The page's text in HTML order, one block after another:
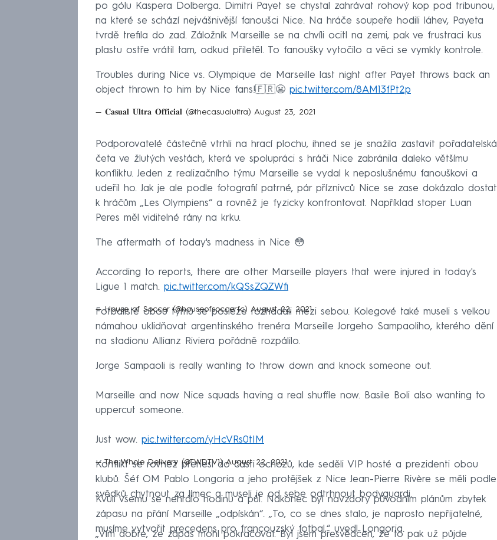
po gólu Kaspera Dolberga. Dimitri Payet se chystal zahrávat rohový kop pod tribunou,
na které se schází nejvášnivější fanoušci Nice. Na hráče soupeře hodili láhev, Payeta
tvrdě trefila do zad. Záložník Marseille se na chvíli ocitl na zemi, pak ve frustraci kus
plastu ostře vrátil tam, odkud přiletěl. To fanoušky vytočilo a věci se vymkly kontrole.
Troubles during Nice vs. Olympique de Marseille last night after Payet throws back an
object thrown to him by Nice fans!🇫🇷😬 pic.twitter.com/8AM13fPt2p
— 𝐂𝐚𝐬𝐮𝐚𝐥 𝐔𝐥𝐭𝐫𝐚 𝐎𝐟𝐟𝐢𝐜𝐢𝐚𝐥 (@thecasualultra) August 23, 2021
Podporovatelé částečně vtrhli na hrací plochu, ihned se je snažila zastavit pořadatelská
četa ve žlutých vestách, která ve spolupráci s hráči Nice zabránila daleko většímu
konfliktu. Jeden z realizačního týmu Marseille se vydal k neposlušnému fanouškovi a
udeřil ho. Jak je ale podle fotografií patrné, pár příznivců Nice se zase dokázalo dostat
k hráčům „Les Olympiens“ a rovněž je fyzicky konfrontovat. Například stoper Luan
Peres měl viditelné rány na krku.
The aftermath of today's madness in Nice 😳
According to reports, there are other Marseille players that were injured in today's
Ligue 1 match. pic.twitter.com/kQSsZQZWfi
— House of Soccer (@houseofsoccerfc) August 22, 2021
Fotbalisté obou týmů se posléze rozhádali mezi sebou. Kolegové také museli s velkou
námahou uklidňovat argentinského trenéra Marseille Jorgeho Sampaoliho, kterého dění
na stadionu Allianz Riviera pořádně rozpálilo.
Jorge Sampaoli is really wanting to throw down and knock someone out.
Marseille and now Nice squads having a real shuffle now. Basile Boli also wanting to
uppercut someone.
Just wow. pic.twitter.com/yHcVRs0tIM
— The Whole Delivery (@TWDTV1)August 22, 2021
Konflikt se rovněž přenesl do části ochozů, kde seděli VIP hosté a prezidenti obou
klubů. Šéf OM Pablo Longoria a jeho protějšek z Nice Jean-Pierre Rivère se měli podle
svědků chytnout za límec a museli je od sebe odtrhnout bodyguardi.
Kvůli všemu se nehrálo hodinu a půl. Nakonec byl navzdory původním plánům zbytek
zápasu na přání Marseille „odpískán“. „To, co se dnes stalo, je naprosto nepřijatelné,
musíme vytvořit precedens pro francouzský fotbal,“ uvedl Longoria.
„Vím dobře, že zápas mohl pokračovat. Byl jsem přesvědčen, že to pak už půjde